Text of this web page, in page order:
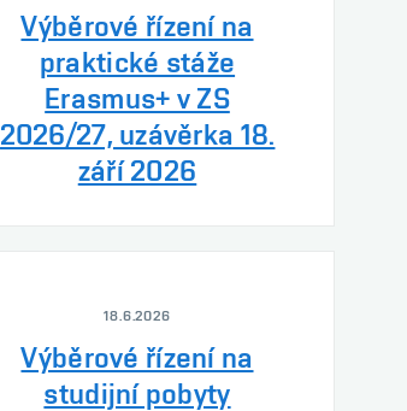
Výběrové řízení na
praktické stáže
Erasmus+ v ZS
2026/27, uzávěrka 18.
září 2026
18.6.2026
Výběrové řízení na
studijní pobyty